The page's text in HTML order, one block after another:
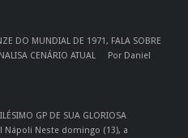
DO MUNDIAL DE 1971, FALA SOBRE
CENÁRIO ATUAL Por Daniel
GP DE SUA GLORIOSA
Nápoli Neste domingo (13), a